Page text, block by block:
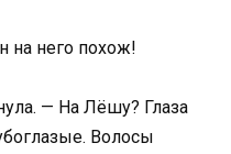
на него похож!
— На Лёшу? Глаза
Волосы